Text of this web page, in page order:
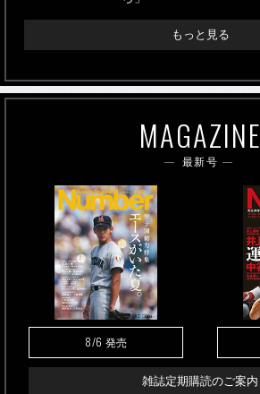
もっと見る
MAGAZINE
最新号
8/6 発売
雑誌定期購読のご案内